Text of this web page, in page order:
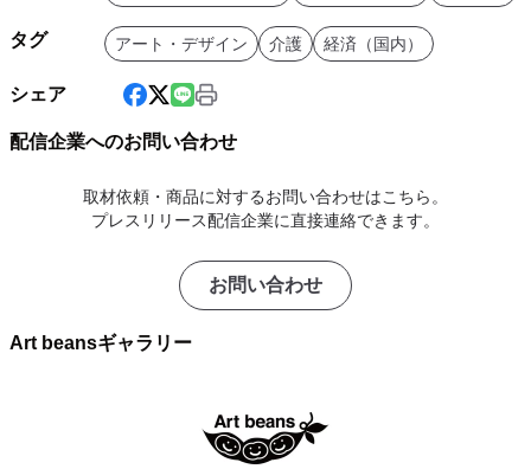
タグ アート・デザイン 介護 経済（国内）
シェア
配信企業へのお問い合わせ
取材依頼・商品に対するお問い合わせはこちら。
プレスリリース配信企業に直接連絡できます。
お問い合わせ
Art beansギャラリー